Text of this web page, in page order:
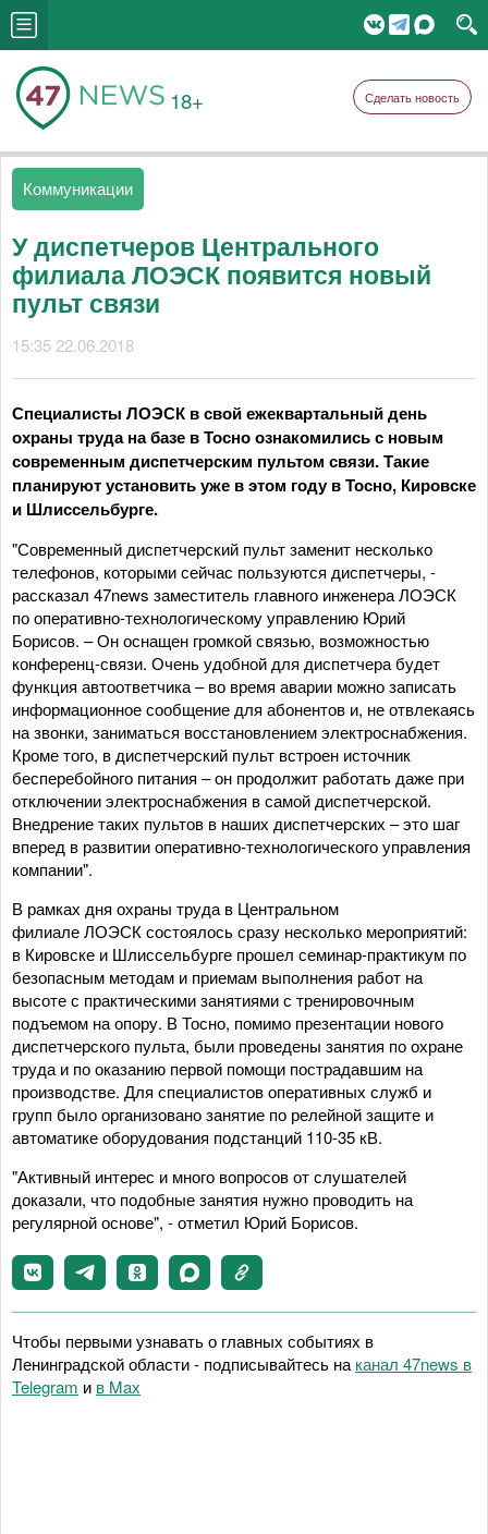
18+ Сделать новость
Коммуникации
У диспетчеров Центрального
филиала ЛОЭСК появится новый
пульт связи
15:35 22.06.2018
Специалисты ЛОЭСК в свой ежеквартальный день
охраны труда на базе в Тосно ознакомились с новым
современным диспетчерским пультом связи. Такие
планируют установить уже в этом году в Тосно, Кировске
и Шлиссельбурге.
"Современный диспетчерский пульт заменит несколько
телефонов, которыми сейчас пользуются диспетчеры, -
рассказал 47news заместитель главного инженера ЛОЭСК
по оперативно-технологическому управлению Юрий
Борисов. – Он оснащен громкой связью, возможностью
конференц-связи. Очень удобной для диспетчера будет
функция автоответчика – во время аварии можно записать
информационное сообщение для абонентов и, не отвлекаясь
на звонки, заниматься восстановлением электроснабжения.
Кроме того, в диспетчерский пульт встроен источник
бесперебойного питания – он продолжит работать даже при
отключении электроснабжения в самой диспетчерской.
Внедрение таких пультов в наших диспетчерских – это шаг
вперед в развитии оперативно-технологического управления
компании".
В рамках дня охраны труда в Центральном
филиале ЛОЭСК состоялось сразу несколько мероприятий:
в Кировске и Шлиссельбурге прошел семинар-практикум по
безопасным методам и приемам выполнения работ на
высоте с практическими занятиями с тренировочным
подъемом на опору. В Тосно, помимо презентации нового
диспетчерского пульта, были проведены занятия по охране
труда и по оказанию первой помощи пострадавшим на
производстве. Для специалистов оперативных служб и
групп было организовано занятие по релейной защите и
автоматике оборудования подстанций 110-35 кВ.
"Активный интерес и много вопросов от слушателей
доказали, что подобные занятия нужно проводить на
регулярной основе", - отметил Юрий Борисов.
Чтобы первыми узнавать о главных событиях в
Ленинградской области - подписывайтесь на канал 47news в
Telegram и в Maх